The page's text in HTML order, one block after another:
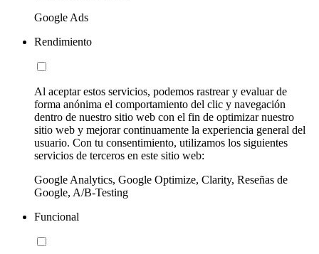
Google Ads
Rendimiento
Al aceptar estos servicios, podemos rastrear y evaluar de
forma anónima el comportamiento del clic y navegación
dentro de nuestro sitio web con el fin de optimizar nuestro
sitio web y mejorar continuamente la experiencia general del
usuario. Con tu consentimiento, utilizamos los siguientes
servicios de terceros en este sitio web:
Google Analytics, Google Optimize, Clarity, Reseñas de
Google, A/B-Testing
Funcional